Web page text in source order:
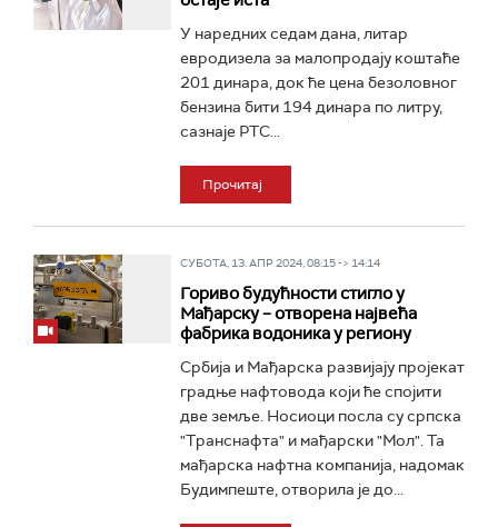
У наредних седам дана, литар
евродизела за малопродају коштаће
201 динара, док ће цена безоловног
бензина бити 194 динара по литру,
сазнаје РТС...
Прочитај
СУБОТА, 13. АПР 2024, 08:15 -> 14:14
Гориво будућности стигло у
Мађарску – отворена највећа
фабрика водоника у региону
Србија и Мађарска развијају пројекат
градње нафтовода који ће спојити
две земље. Носиоци посла су српска
"Транснафта" и мађарски "Мол". Та
мађарска нафтна компанија, надомак
Будимпеште, отворила је до...